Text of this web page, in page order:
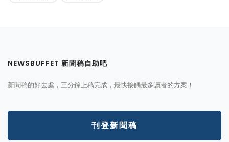
NEWSBUFFET 新聞稿自助吧
新聞稿的好去處，三分鐘上稿完成，最快接觸最多讀者的方案！
刊登新聞稿